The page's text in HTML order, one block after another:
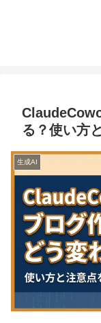
る？使い方
生成AI